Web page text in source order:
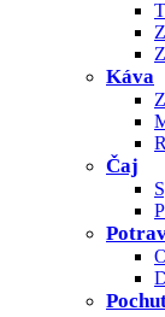
Káva
Čaj